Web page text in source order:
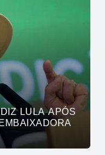
LULA APÓS